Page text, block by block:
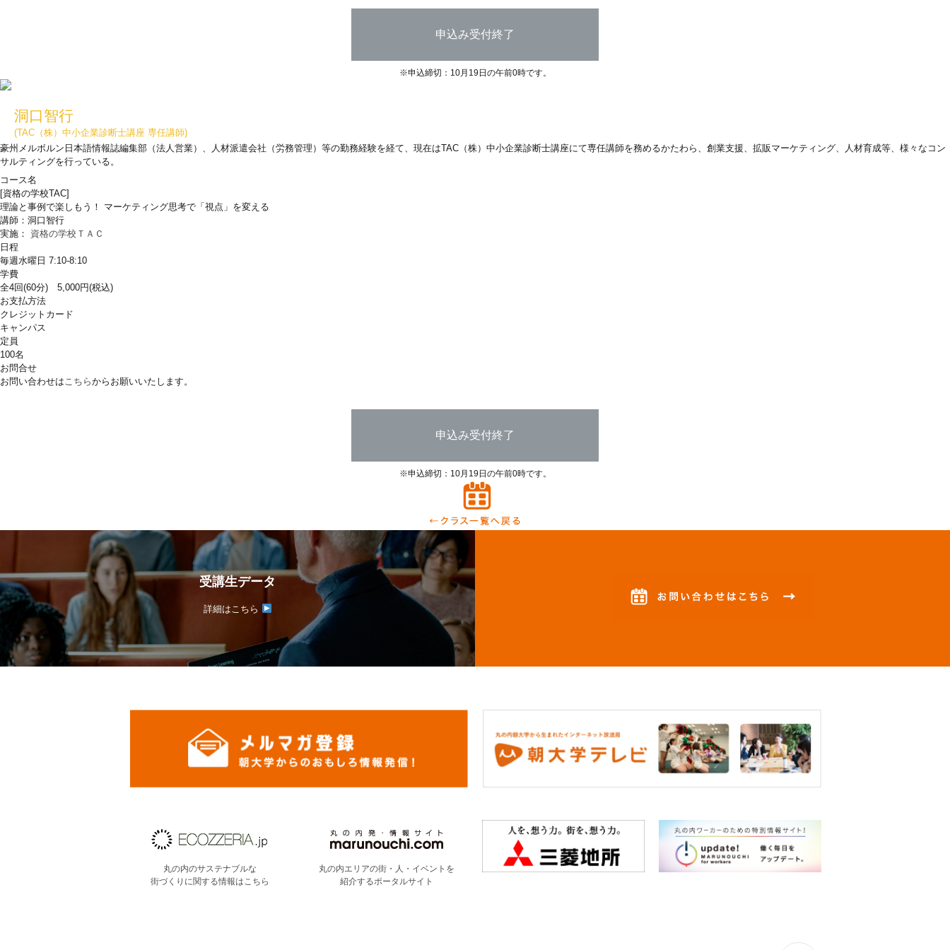
申込み受付終了
※申込締切：10月19日の午前0時です。
洞口智行
(TAC（株）中小企業診断士講座 専任講師)
豪州メルボルン日本語情報誌編集部（法人営業）、人材派遣会社（労務管理）等の勤務経験を経て、現在はTAC（株）中小企業診断士講座にて専任講師を務めるかたわら、創業支援、拡販マーケティング、人材育成等、様々なコン
サルティングを行っている。
コース名
[資格の学校TAC]
理論と事例で楽しもう！ マーケティング思考で「視点」を変える
講師：洞口智行
実施： 資格の学校ＴＡＣ
日程
毎週水曜日 7:10-8:10
学費
全4回(60分) 5,000円(税込)
お支払方法
クレジットカード
キャンパス
定員
100名
お問合せ
お問い合わせはこちらからお願いいたします。
申込み受付終了
※申込締切：10月19日の午前0時です。
受講生データ
詳細はこちら
丸の内のサステナブルな
街づくりに関する情報はこちら
丸の内エリアの街・人・イベントを
紹介するポータルサイト